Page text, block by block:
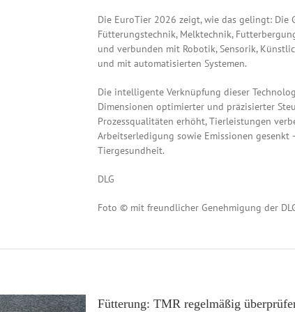
Die EuroTier 2026 zeigt, wie das gelingt: Die
Fütterungstechnik, Melktechnik,
und verbunden mit Robotik, Sensorik,
und mit automatisierten Systemen.
Die intelligente Verknüpfung dieser
Dimensionen optimierter und präzisierter
Prozessqualitäten erhöht, Tierleistungen
Arbeitserledigung sowie Emissionen
Tiergesundheit.
DLG
Foto © mit freundlicher Genehmigung der
Fütterung: TMR regelmäßig